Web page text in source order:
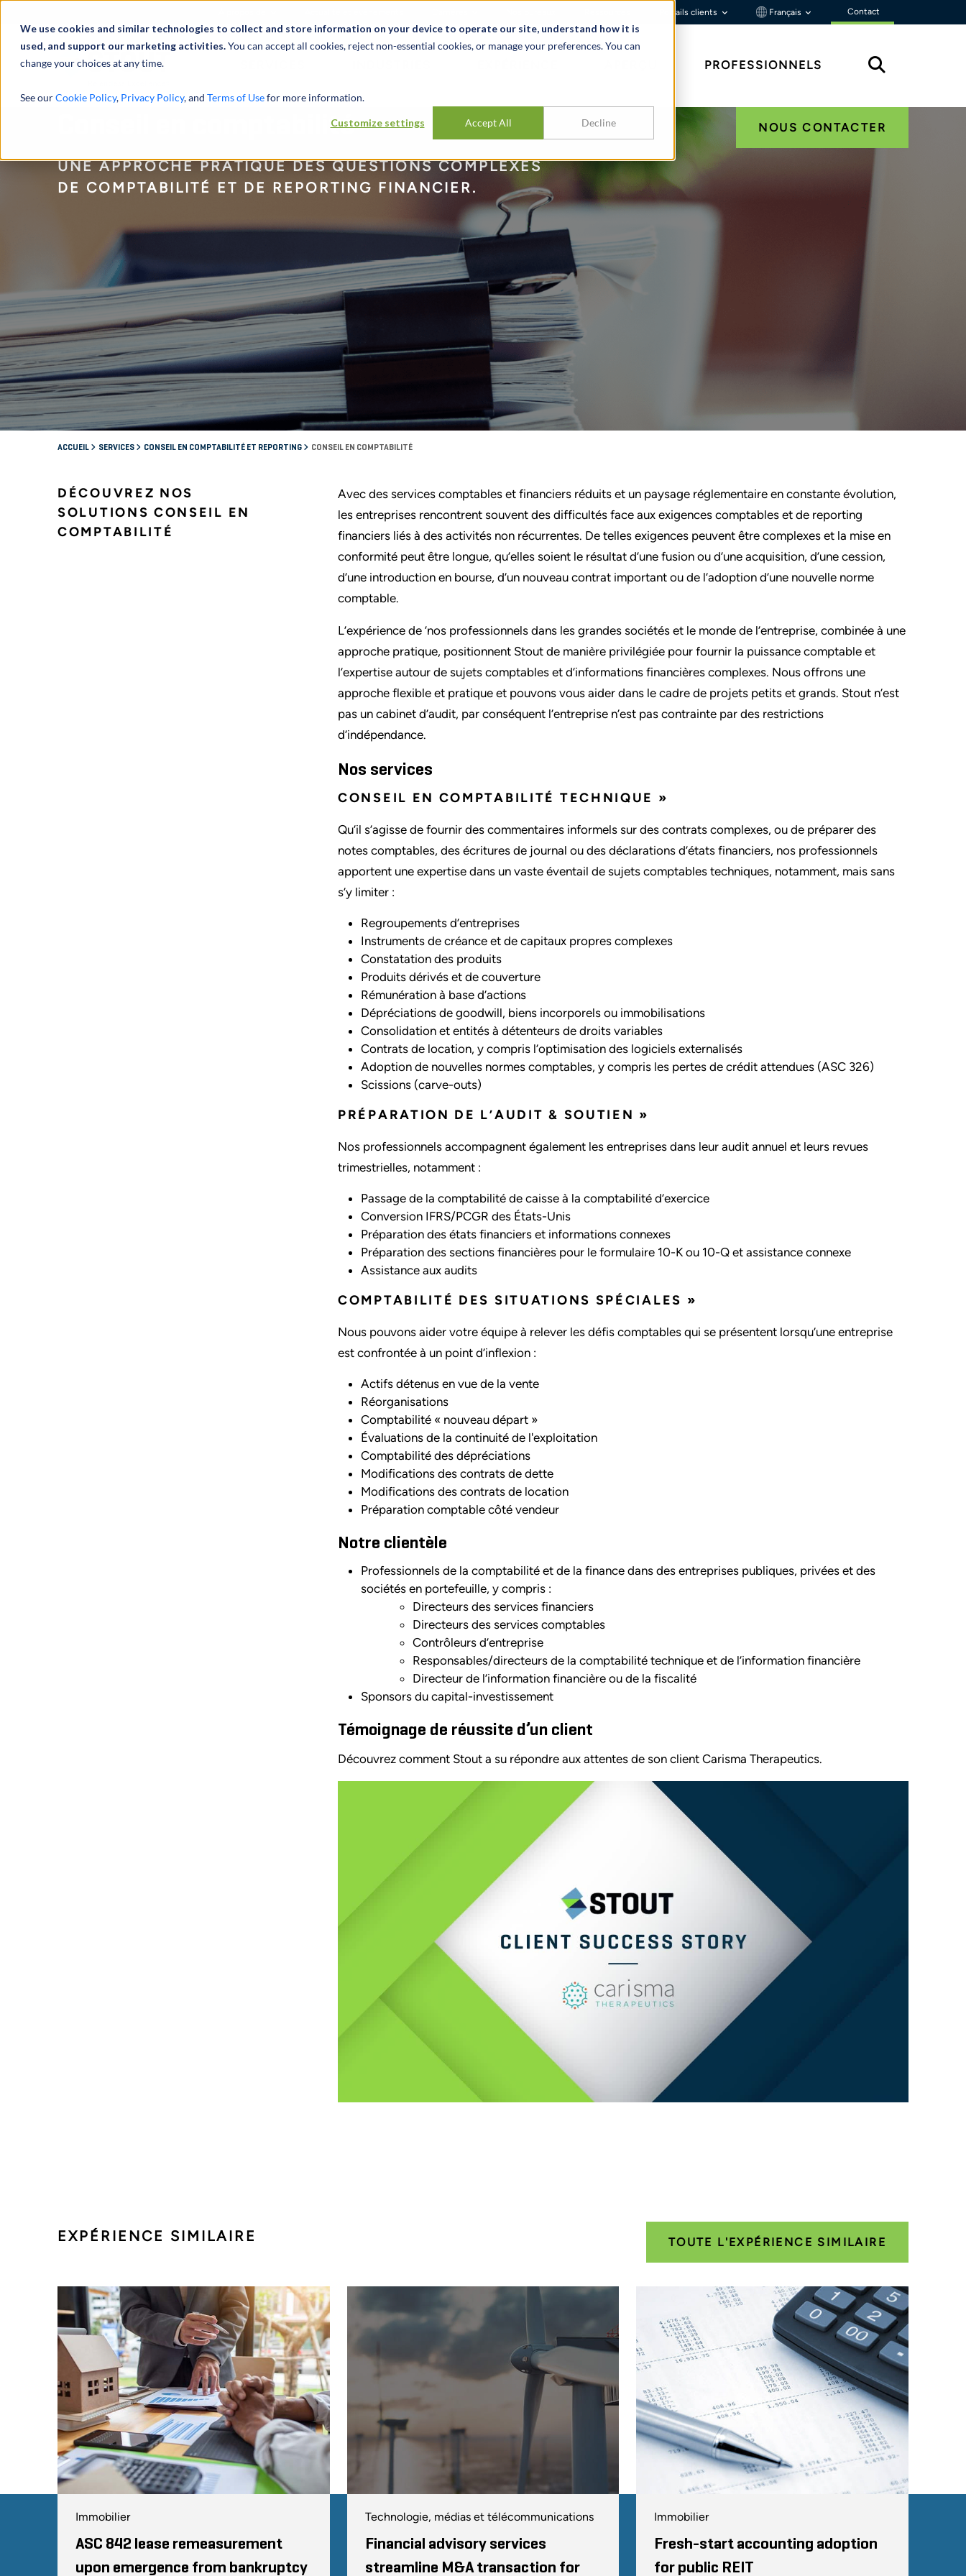
We use cookies and similar technologies to collect and store information on your device to operate our site, understand how it is
used, and support our marketing activities.You can accept all cookies, reject non-essential cookies, or manage your preferences. You can
change your choices at any time.
See ourCookie Policy, Privacy Policy, and Terms of Usefor more information.
Customize settings Accept All Decline
Portails clients Français Contact
PROFESSIONNELS
Conseil en comptabilité
UNE APPROCHE PRATIQUE DES QUESTIONS COMPLEXES
DE COMPTABILITÉ ET DE REPORTING FINANCIER.
NOUS CONTACTER
ACCUEIL SERVICES CONSEIL EN COMPTABILITÉ ET REPORTING CONSEIL EN COMPTABILITÉ
DÉCOUVREZ NOS
SOLUTIONS CONSEIL EN
COMPTABILITÉ
Avec des services comptables et financiers réduits et un paysage réglementaire en constante évolution,
les entreprises rencontrent souvent des difficultés face aux exigences comptables et de reporting
financiers liés à des activités non récurrentes. De telles exigences peuvent être complexes et la mise en
conformité peut être longue, qu’elles soient le résultat d’une fusion ou d’une acquisition, d’une cession,
d’une introduction en bourse, d’un nouveau contrat important ou de l’adoption d’une nouvelle norme
comptable.
L’expérience de ’nos professionnels dans les grandes sociétés et le monde de l’entreprise, combinée à une
approche pratique, positionnent Stout de manière privilégiée pour fournir la puissance comptable et
l’expertise autour de sujets comptables et d’informations financières complexes. Nous offrons une
approche flexible et pratique et pouvons vous aider dans le cadre de projets petits et grands. Stout n’est
pas un cabinet d’audit, par conséquent l’entreprise n’est pas contrainte par des restrictions
d’indépendance.
Nos services
CONSEIL EN COMPTABILITÉ TECHNIQUE »
Qu’il s’agisse de fournir des commentaires informels sur des contrats complexes, ou de préparer des
notes comptables, des écritures de journal ou des déclarations d’états financiers, nos professionnels
apportent une expertise dans un vaste éventail de sujets comptables techniques, notamment, mais sans
s’y limiter :
Regroupements d’entreprises
Instruments de créance et de capitaux propres complexes
Constatation des produits
Produits dérivés et de couverture
Rémunération à base d’actions
Dépréciations de goodwill, biens incorporels ou immobilisations
Consolidation et entités à détenteurs de droits variables
Contrats de location, y compris l’optimisation des logiciels externalisés
Adoption de nouvelles normes comptables, y compris les pertes de crédit attendues (ASC 326)
Scissions (carve-outs)
PRÉPARATION DE L’AUDIT & SOUTIEN »
Nos professionnels accompagnent également les entreprises dans leur audit annuel et leurs revues
trimestrielles, notamment :
Passage de la comptabilité de caisse à la comptabilité d’exercice
Conversion IFRS/PCGR des États-Unis
Préparation des états financiers et informations connexes
Préparation des sections financières pour le formulaire 10-K ou 10-Q et assistance connexe
Assistance aux audits
COMPTABILITÉ DES SITUATIONS SPÉCIALES »
Nous pouvons aider votre équipe à relever les défis comptables qui se présentent lorsqu’une entreprise
est confrontée à un point d’inflexion :
Actifs détenus en vue de la vente
Réorganisations
Comptabilité « nouveau départ »
Évaluations de la continuité de l'exploitation
Comptabilité des dépréciations
Modifications des contrats de dette
Modifications des contrats de location
Préparation comptable côté vendeur
Notre clientèle
Professionnels de la comptabilité et de la finance dans des entreprises publiques, privées et des
sociétés en portefeuille, y compris :
Directeurs des services financiers
Directeurs des services comptables
Contrôleurs d’entreprise
Responsables/directeurs de la comptabilité technique et de l’information financière
Directeur de l’information financière ou de la fiscalité
Sponsors du capital-investissement
Témoignage de réussite d’un client
Découvrez comment Stout a su répondre aux attentes de son client Carisma Therapeutics.
EXPÉRIENCE SIMILAIRE TOUTE L'EXPÉRIENCE SIMILAIRE
Immobilier
ASC 842 lease remeasurement
upon emergence from bankruptcy
Technologie, médias et télécommunications
Financial advisory services
streamline M&A transaction for
Immobilier
Fresh-start accounting adoption
for public REIT